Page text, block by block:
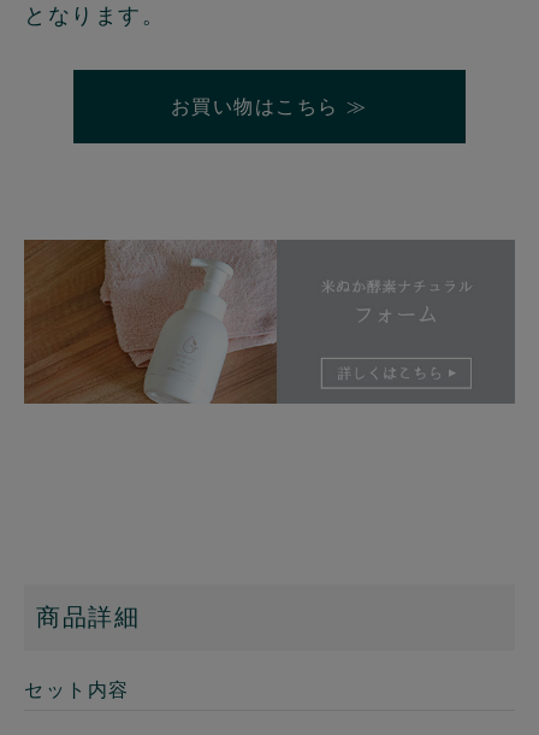
となります。
お買い物はこちら ≫
商品詳細
セット内容